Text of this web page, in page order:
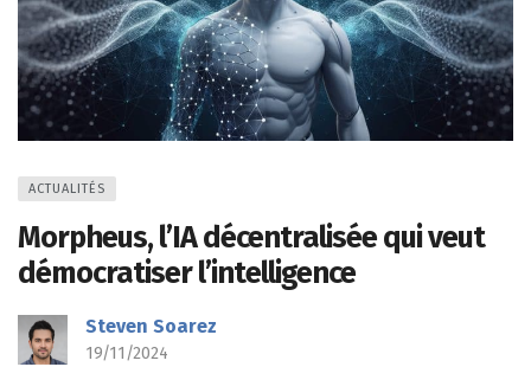
ACTUALITÉS
Morpheus, l’IA décentralisée qui veut
démocratiser l’intelligence
Steven Soarez
19/11/2024